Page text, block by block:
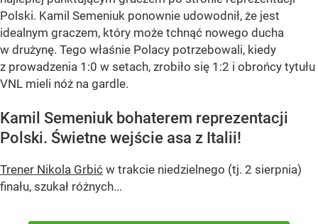
Polski. Kamil Semeniuk ponownie udowodnił, że jest
idealnym graczem, który może tchnąć nowego ducha
w drużynę. Tego właśnie Polacy potrzebowali, kiedy
z prowadzenia 1:0 w setach, zrobiło się 1:2 i obrońcy tytułu
VNL mieli nóż na gardle.
Kamil Semeniuk bohaterem reprezentacji
Polski. Świetne wejście asa z Italii!
Trener Nikola Grbić w trakcie niedzielnego (tj. 2 sierpnia)
finału, szukał różnych...